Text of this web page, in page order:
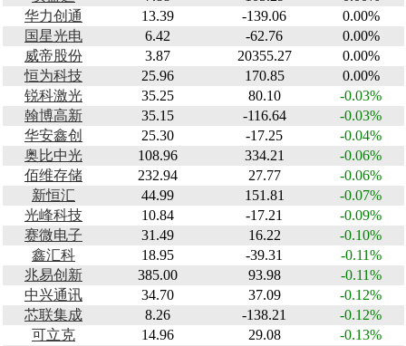
华力创通
13.39 -139.06
0.00%
国星光电
6.42 -62.76
0.00%
威帝股份
3.87 20355.27
0.00%
恒为科技
25.96 170.85
0.00%
锐科激光
35.25 80.10
-0.03%
翰博高新
35.15 -116.64
-0.03%
华安鑫创
25.30 -17.25
-0.04%
奥比中光
108.96 334.21
-0.06%
佰维存储
232.94 27.77
-0.06%
新恒汇
44.99 151.81
-0.07%
光峰科技
10.84 -17.21
-0.09%
赛微电子
31.49 16.22
-0.10%
鑫汇科
18.95 -39.31
-0.11%
兆易创新
385.00 93.98
-0.11%
中兴通讯
34.70 37.09
-0.12%
芯联集成
8.26 -138.21
-0.12%
可立克
14.96 29.08
-0.13%